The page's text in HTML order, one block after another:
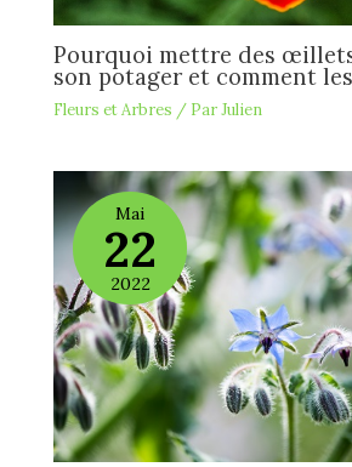
Pourquoi mettre des
son potager et comment
Fleurs et Arbres / ParJulien
Mai
22
2022